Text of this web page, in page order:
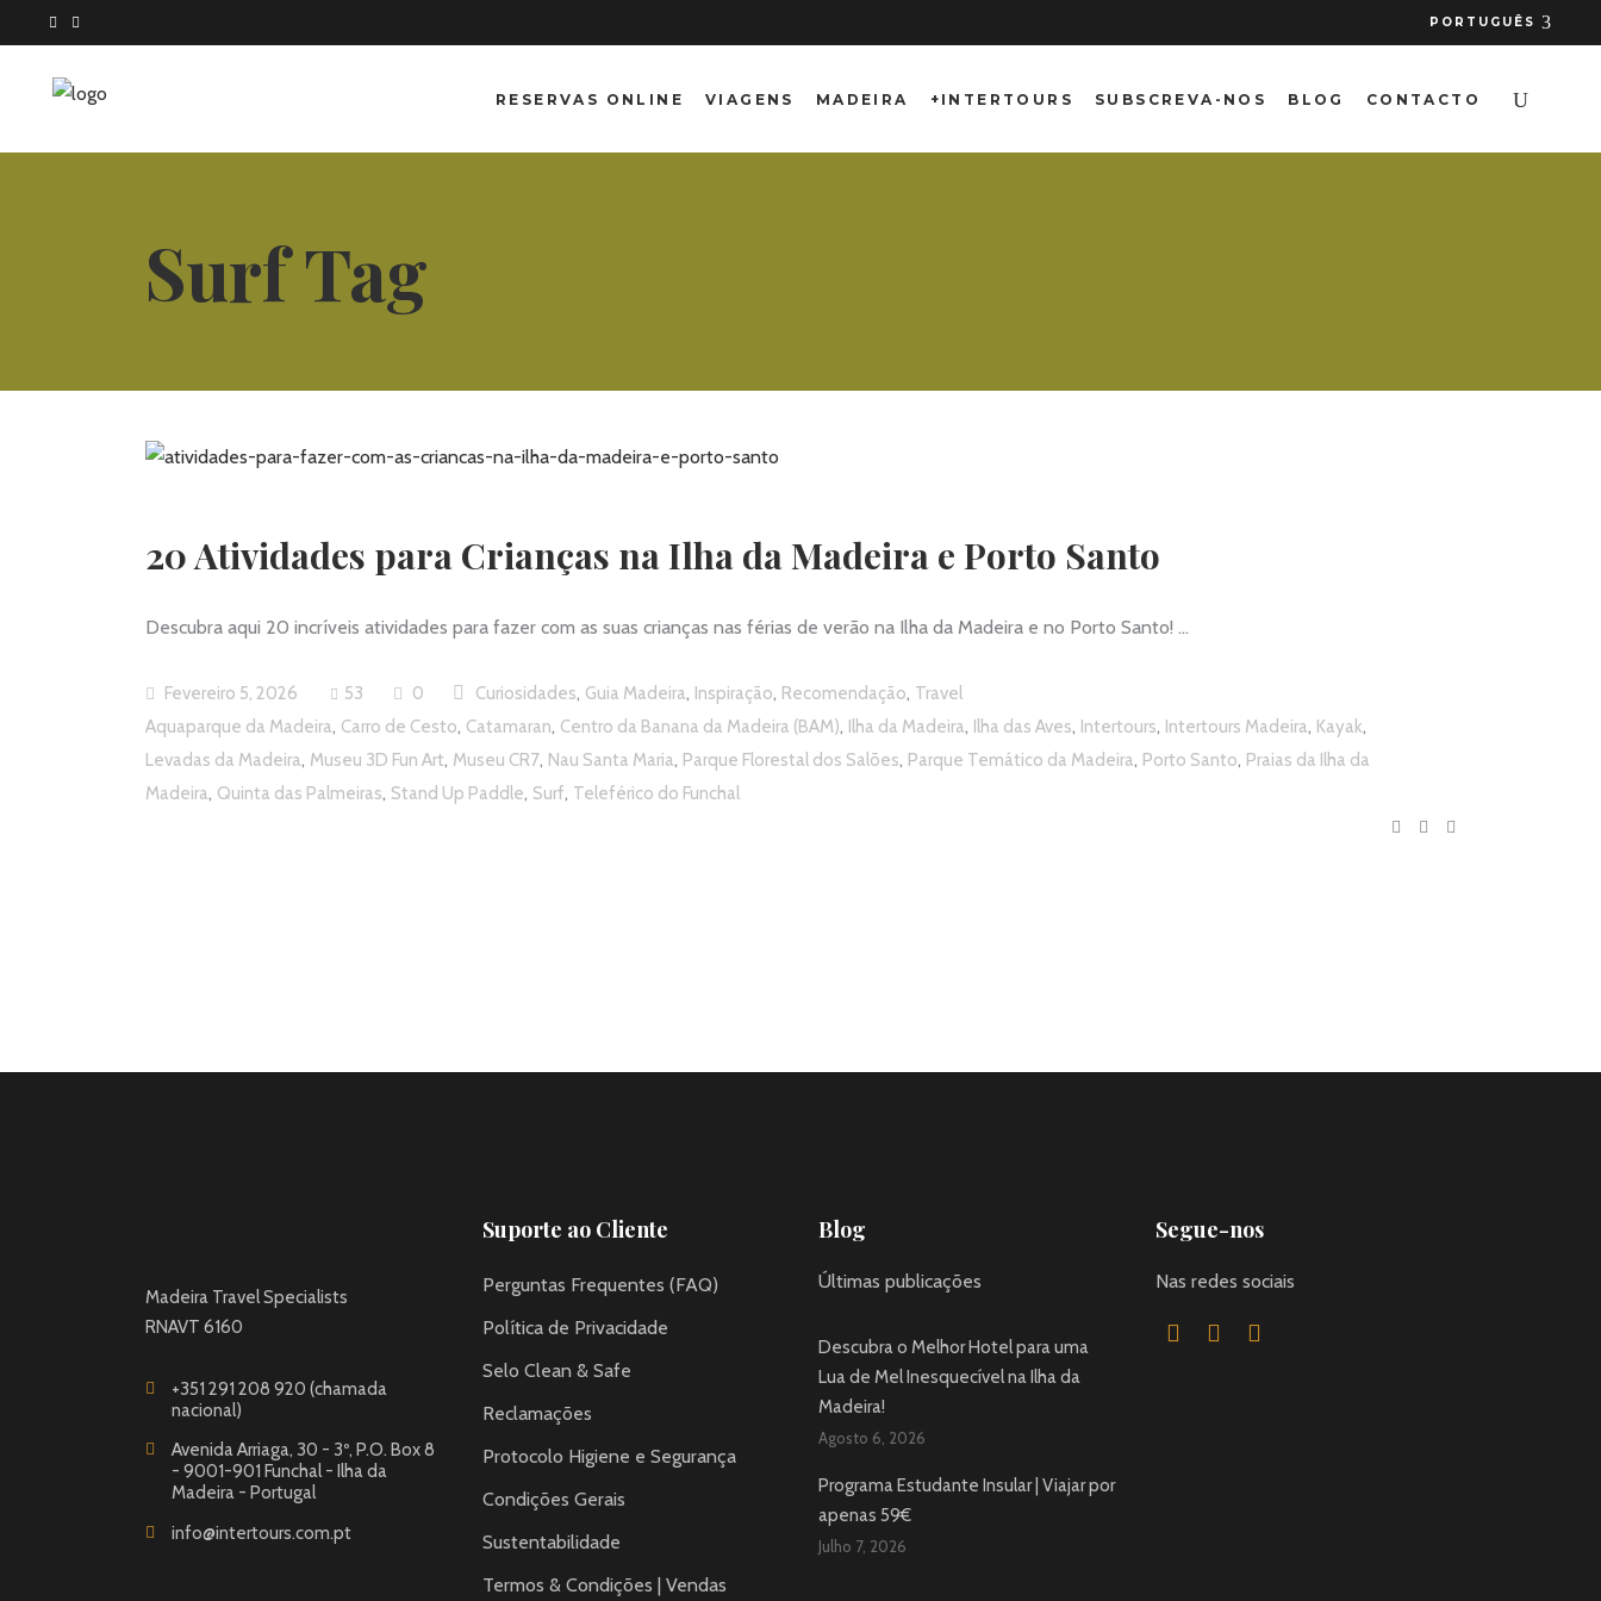
PORTUGUÊS
RESERVAS ONLINE VIAGENS MADEIRA +INTERTOURS SUBSCREVA-NOS BLOG CONTACTO
Surf Tag
20 Atividades para Crianças na Ilha da Madeira e Porto Santo
Descubra aqui 20 incríveis atividades para fazer com as suas crianças nas férias de verão na Ilha da Madeira e no Porto Santo!
Fevereiro 5, 2026 53 0 Curiosidades, Guia Madeira, Inspiração, Recomendação, Travel
Aquaparque da Madeira, Carro de Cesto, Catamaran, Centro da Banana da Madeira (BAM), Ilha da Madeira, Ilha das Aves, Intertours, Intertours Madeira, Kayak,
Levadas da Madeira, Museu 3D Fun Art, Museu CR7, Nau Santa Maria, Parque Florestal dos Salões, Parque Temático da Madeira, Porto Santo, Praias da Ilha da
Madeira, Quinta das Palmeiras, Stand Up Paddle, Surf, Teleférico do Funchal
Madeira Travel Specialists
RNAVT 6160
+351 291 208 920 (chamada
nacional)
Avenida Arriaga, 30 - 3º, P.O. Box 8
- 9001-901 Funchal - Ilha da
Madeira - Portugal
info@intertours.com.pt
Suporte ao Cliente
Perguntas Frequentes (FAQ)
Política de Privacidade
Selo Clean & Safe
Reclamações
Protocolo Higiene e Segurança
Condições Gerais
Sustentabilidade
Termos & Condições | Vendas
Blog
Últimas publicações
Descubra o Melhor Hotel para uma
Lua de Mel Inesquecível na Ilha da
Madeira!
Agosto 6, 2026
Programa Estudante Insular | Viajar por
apenas 59€
Julho 7, 2026
Segue-nos
Nas redes sociais